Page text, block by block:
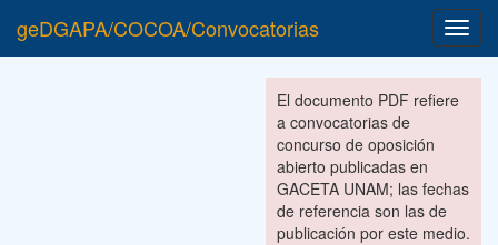
geDGAPA/COCOA/Convocatorias
El documento PDF refiere
a convocatorias de
concurso de oposición
abierto publicadas en
GACETA UNAM; las fechas
de referencia son las de
publicación por este medio.